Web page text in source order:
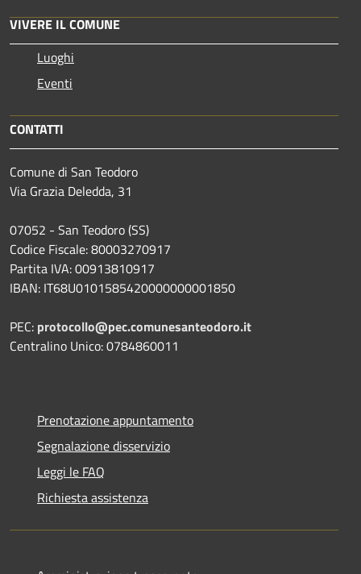
VIVERE IL COMUNE
Luoghi
Eventi
CONTATTI
Comune di San Teodoro
Via Grazia Deledda, 31
07052 - San Teodoro (SS)
Codice Fiscale: 80003270917
Partita IVA: 00913810917
IBAN: IT68U0101585420000000001850
PEC: protocollo@pec.comunesanteodoro.it
Centralino Unico: 0784860011
Prenotazione appuntamento
Segnalazione disservizio
Leggi le FAQ
Richiesta assistenza